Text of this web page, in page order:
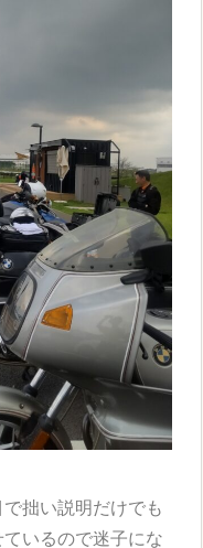
拙い説明だけでも
いるので迷子にな